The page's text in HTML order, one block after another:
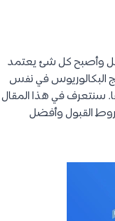
وأصبح كل شئ يعتمد
البكالوريوس في نفس
سنتعرف في هذا المقال
القبول وأفضل